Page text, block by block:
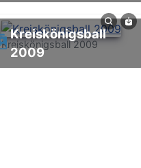
Kreiskönigsball 2009
Kreiskönigsball
2009